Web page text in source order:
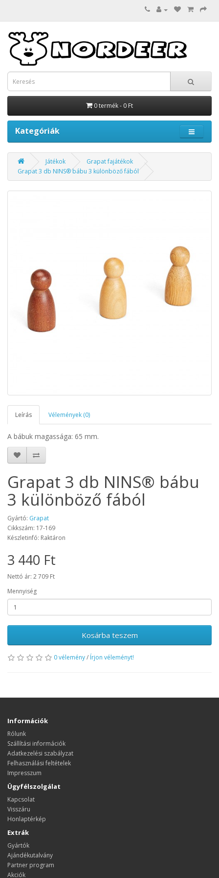
0 termék - 0 Ft
Kategóriák
Játékok
Grapat fajátékok
Grapat 3 db NINS® bábu 3 különböző fából
Leírás Vélemények (0)
A bábuk magassága: 65 mm.
Grapat 3 db NINS® bábu
3 különböző fából
Gyártó: Grapat
Cikkszám: 17-169
Készletinfó: Raktáron
3 440 Ft
Nettó ár: 2 709 Ft
Mennyiség
Kosárba teszem
0 vélemény/ Írjon véleményt!
Információk
Rólunk
Szállítási információk
Adatkezelési szabályzat
Felhasználási feltételek
Impresszum
Ügyfélszolgálat
Kapcsolat
Visszáru
Honlaptérkép
Extrák
Gyártók
Ajándékutalvány
Partner program
Akciók